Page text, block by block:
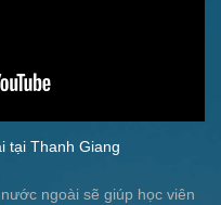
tại Thanh Giang
ngoài sẽ giúp học viên